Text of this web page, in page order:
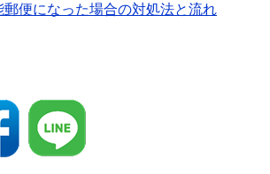
郵便になった場合の対処法と流れ